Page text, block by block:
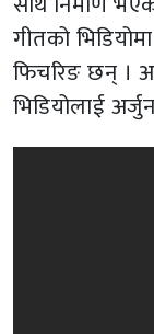
गीतको
फिचरिङ छन् ।
भिडियोलाई